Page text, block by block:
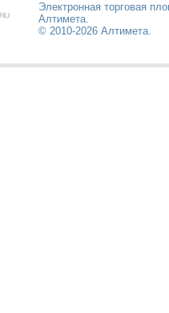
Электронная торговая
Алтимета.
© 2010-2026 Алтимета.